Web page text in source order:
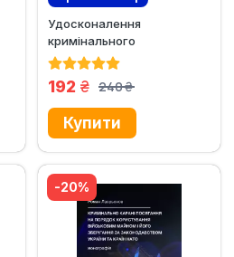
Новинка! Ексклюзив
Удосконалення
кримінального
процесуального
240
грн.
192 грн.
-20%